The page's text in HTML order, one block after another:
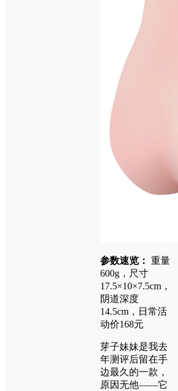
参数速览： 重量
600g，尺寸
17.5×10×7.5cm，
阴道深度
14.5cm，日常活
动价168元
芽子妹妹是我去
年测评后留在手
边最久的一款，
原因无他——它